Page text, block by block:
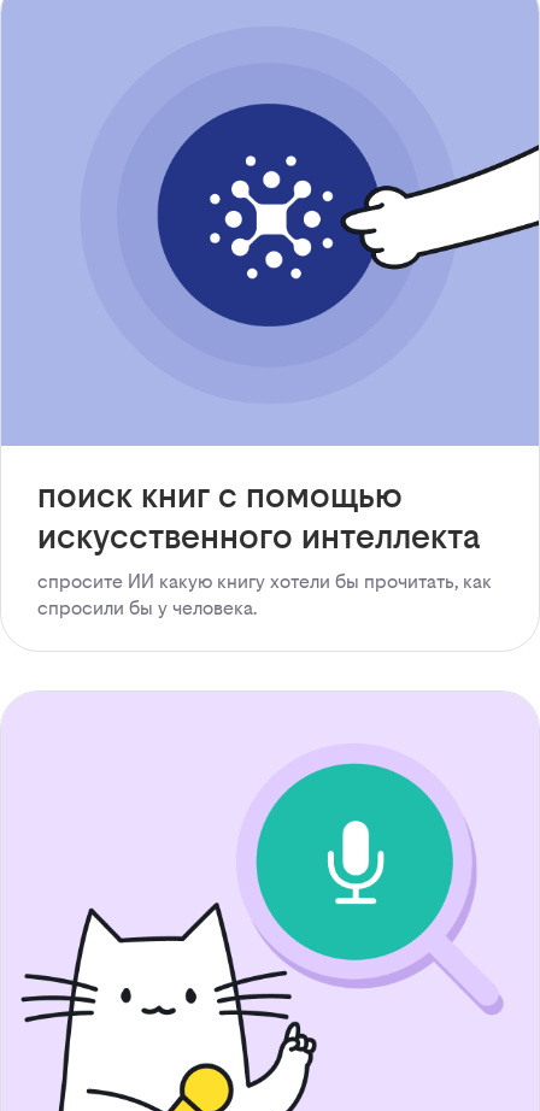
поиск книг с помощью
искусственного интеллекта
спросите ИИ какую книгу хотели бы прочитать, как
спросили бы у человека.